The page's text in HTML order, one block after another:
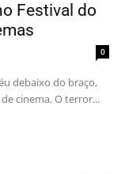
Festival do
0
debaixo do braço,
cinema. O terror...